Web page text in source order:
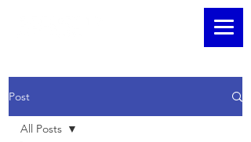
Post
All Posts